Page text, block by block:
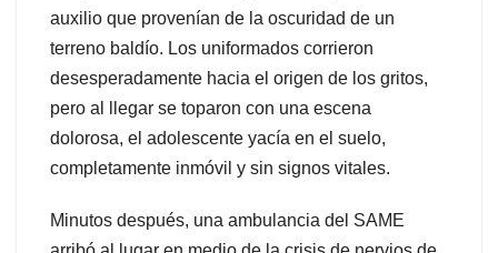
auxilio que provenían de la oscuridad de un
terreno baldío. Los uniformados corrieron
desesperadamente hacia el origen de los gritos,
pero al llegar se toparon con una escena
dolorosa, el adolescente yacía en el suelo,
completamente inmóvil y sin signos vitales.
Minutos después, una ambulancia del SAME